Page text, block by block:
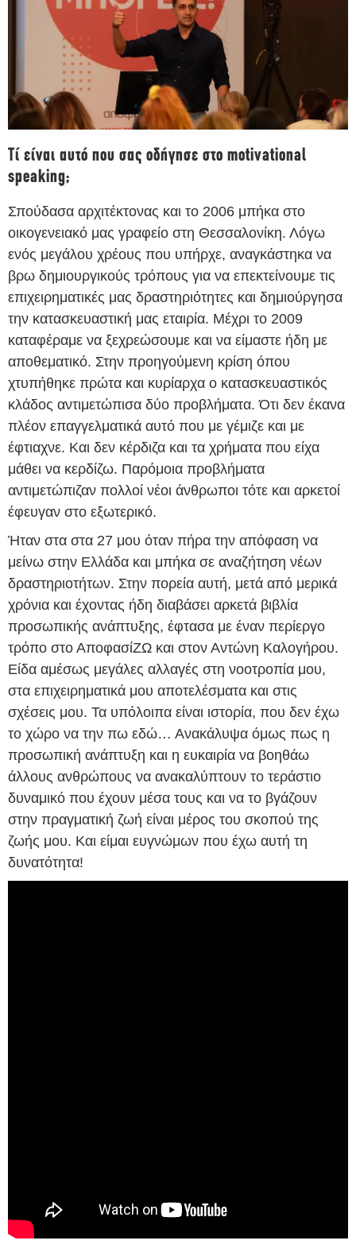
Τί είναι αυτό που σας οδήγησε στο motivational
speaking;
Σπούδασα αρχιτέκτονας και το 2006 μπήκα στο
οικογενειακό μας γραφείο στη Θεσσαλονίκη. Λόγω
ενός μεγάλου χρέους που υπήρχε, αναγκάστηκα να
βρω δημιουργικούς τρόπους για να επεκτείνουμε τις
επιχειρηματικές μας δραστηριότητες και δημιούργησα
την κατασκευαστική μας εταιρία. Μέχρι το 2009
καταφέραμε να ξεχρεώσουμε και να είμαστε ήδη με
αποθεματικό. Στην προηγούμενη κρίση όπου
χτυπήθηκε πρώτα και κυρίαρχα ο κατασκευαστικός
κλάδος αντιμετώπισα δύο προβλήματα. Ότι δεν έκανα
πλέον επαγγελματικά αυτό που με γέμιζε και με
έφτιαχνε. Και δεν κέρδιζα και τα χρήματα που είχα
μάθει να κερδίζω. Παρόμοια προβλήματα
αντιμετώπιζαν πολλοί νέοι άνθρωποι τότε και αρκετοί
έφευγαν στο εξωτερικό.
Ήταν στα στα 27 μου όταν πήρα την απόφαση να
μείνω στην Ελλάδα και μπήκα σε αναζήτηση νέων
δραστηριοτήτων. Στην πορεία αυτή, μετά από μερικά
χρόνια και έχοντας ήδη διαβάσει αρκετά βιβλία
προσωπικής ανάπτυξης, έφτασα με έναν περίεργο
τρόπο στο ΑποφασίΖΩ και στον Αντώνη Καλογήρου.
Είδα αμέσως μεγάλες αλλαγές στη νοοτροπία μου,
στα επιχειρηματικά μου αποτελέσματα και στις
σχέσεις μου. Τα υπόλοιπα είναι ιστορία, που δεν έχω
το χώρο να την πω εδώ… Ανακάλυψα όμως πως η
προσωπική ανάπτυξη και η ευκαιρία να βοηθάω
άλλους ανθρώπους να ανακαλύπτουν το τεράστιο
δυναμικό που έχουν μέσα τους και να το βγάζουν
στην πραγματική ζωή είναι μέρος του σκοπού της
ζωής μου. Και είμαι ευγνώμων που έχω αυτή τη
δυνατότητα!